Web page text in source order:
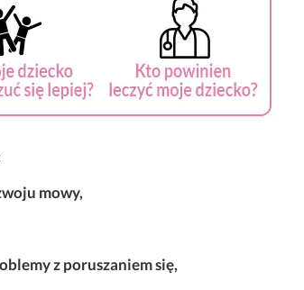
mowy,
z poruszaniem się,